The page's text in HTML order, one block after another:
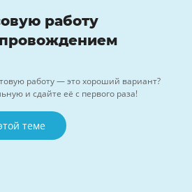
работу
работу — это хороший вариант?
и сдайте её с первого раза!
теме